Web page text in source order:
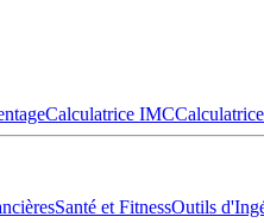
Calculatrice IMC
Santé et FitnessOutils